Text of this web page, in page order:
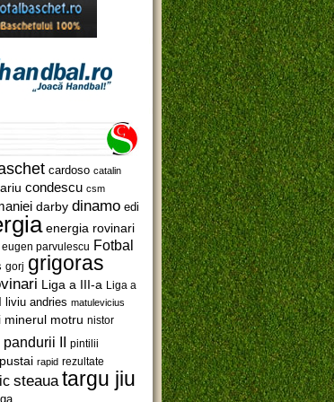
cardoso catalin
condescu csm
darby dinamo edi
energia rovinari
eugen parvulescu Fotbal
gorj grigoras
Liga a III-a Liga a
liviu andries matulevicius
minerul motru nistor
pandurii II pintilii
pustai rapid rezultate
steaua targu jiu